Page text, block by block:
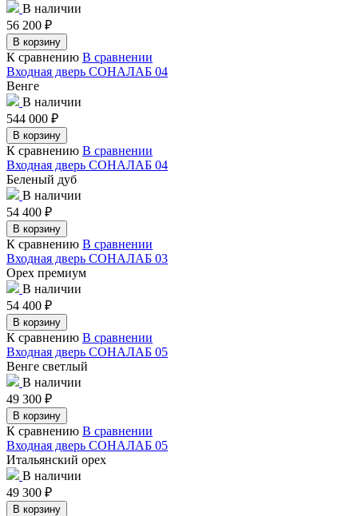
В наличии
56 200 ₽
В корзину
К сравнению В сравнении
Входная дверь СОНАЛАБ 04
Венге
В наличии
544 000 ₽
В корзину
К сравнению В сравнении
Входная дверь СОНАЛАБ 04
Беленый дуб
В наличии
54 400 ₽
В корзину
К сравнению В сравнении
Входная дверь СОНАЛАБ 03
Орех премиум
В наличии
54 400 ₽
В корзину
К сравнению В сравнении
Входная дверь СОНАЛАБ 05
Венге светлый
В наличии
49 300 ₽
В корзину
К сравнению В сравнении
Входная дверь СОНАЛАБ 05
Итальянский орех
В наличии
49 300 ₽
В корзину